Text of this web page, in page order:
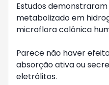
Estudos
metabolizado em
microflora colônica
Parece não haver
absorção ativa ou
eletrólitos.